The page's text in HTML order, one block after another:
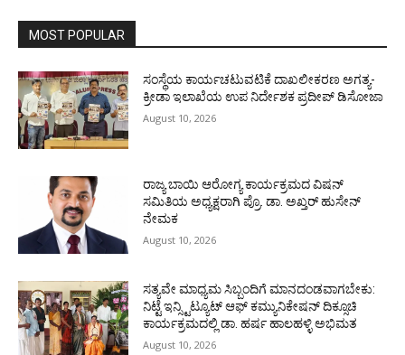
MOST POPULAR
ಸಂಸ್ಥೆಯ ಕಾರ್ಯಚಟುವಟಿಕೆ ದಾಖಲೀಕರಣ ಅಗತ್ಯ-
ಕ್ರೀಡಾ ಇಲಾಖೆಯ ಉಪ ನಿರ್ದೇಶಕ ಪ್ರದೀಪ್ ಡಿಸೋಜಾ
August 10, 2026
ರಾಜ್ಯ ಬಾಯಿ ಆರೋಗ್ಯ ಕಾರ್ಯಕ್ರಮದ ವಿಷನ್
ಸಮಿತಿಯ ಅಧ್ಯಕ್ಷರಾಗಿ ಪ್ರೊ. ಡಾ. ಅಖ್ತರ್ ಹುಸೇನ್
ನೇಮಕ
August 10, 2026
ಸತ್ಯವೇ ಮಾಧ್ಯಮ ಸಿಬ್ಬಂದಿಗೆ ಮಾನದಂಡವಾಗಬೇಕು:
ನಿಟ್ಟೆ ಇನ್ಸ್ಟಿಟ್ಯೂಟ್ ಆಫ್ ಕಮ್ಯುನಿಕೇಷನ್ ದಿಕ್ಸೂಚಿ
ಕಾರ್ಯಕ್ರಮದಲ್ಲಿ ಡಾ. ಹರ್ಷ ಹಾಲಹಳ್ಳಿ ಅಭಿಮತ
August 10, 2026